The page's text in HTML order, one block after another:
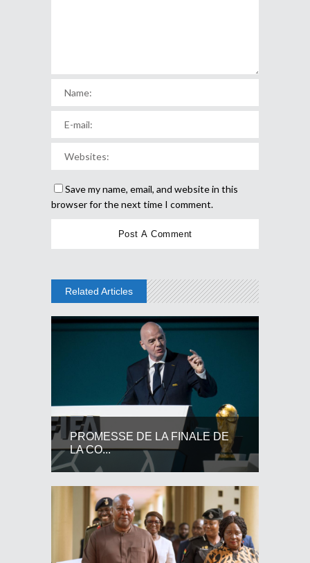
Save my name, email, and website in this
browser for the next time I comment.
Related Articles
PROMESSE DE LA FINALE DE
LA CO...